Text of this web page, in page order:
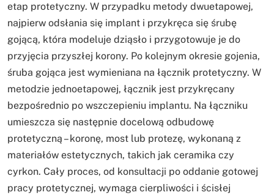
etap protetyczny. W przypadku metody dwuetapowej,
najpierw odsłania się implant i przykręca się śrubę
gojącą, która modeluje dziąsło i przygotowuje je do
przyjęcia przyszłej korony. Po kolejnym okresie gojenia,
śruba gojąca jest wymieniana na łącznik protetyczny. W
metodzie jednoetapowej, łącznik jest przykręcany
bezpośrednio po wszczepieniu implantu. Na łączniku
umieszcza się następnie docelową odbudowę
protetyczną – koronę, most lub protezę, wykonaną z
materiałów estetycznych, takich jak ceramika czy
cyrkon. Cały proces, od konsultacji po oddanie gotowej
pracy protetycznej, wymaga cierpliwości i ścisłej